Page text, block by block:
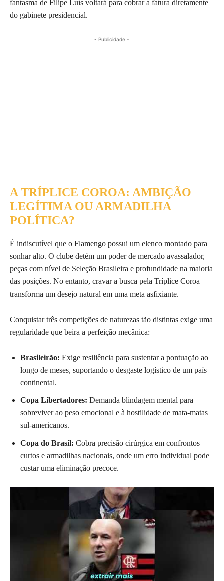
fantasma de Filipe Luís voltará para cobrar a fatura diretamente
do gabinete presidencial.
- Publicidade -
A TRÍPLICE COROA: AMBIÇÃO
LEGÍTIMA OU ARMADILHA
POLÍTICA?
É indiscutível que o Flamengo possui um elenco montado para
sonhar alto. O clube detém um poder de mercado avassalador,
peças com nível de Seleção Brasileira e profundidade na maioria
das posições. No entanto, cravar a busca pela Tríplice Coroa
transforma um desejo natural em uma meta asfixiante.
Conquistar três competições de naturezas tão distintas exige uma
regularidade que beira a perfeição mecânica:
Brasileirão: Exige resiliência para sustentar a pontuação ao
longo de meses, suportando o desgaste logístico de um país
continental.
Copa Libertadores: Demanda blindagem mental para
sobreviver ao peso emocional e à hostilidade de mata-matas
sul-americanos.
Copa do Brasil: Cobra precisão cirúrgica em confrontos
curtos e armadilhas nacionais, onde um erro individual pode
custar uma eliminação precoce.